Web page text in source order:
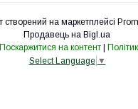
створений на маркетплейсі
Продавець на Bigl.ua
Поскаржитися на контент |
Select Language ▼